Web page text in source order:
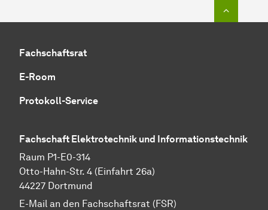
Fachschaftsrat
E-Room
Protokoll-Service
Fachschaft Elektrotechnik und Informationstechnik
Raum P1-E0-314
Otto-Hahn-Str. 4 (Einfahrt 26a)
44227 Dortmund
E-Mail an den Fachschaftsrat (FSR)